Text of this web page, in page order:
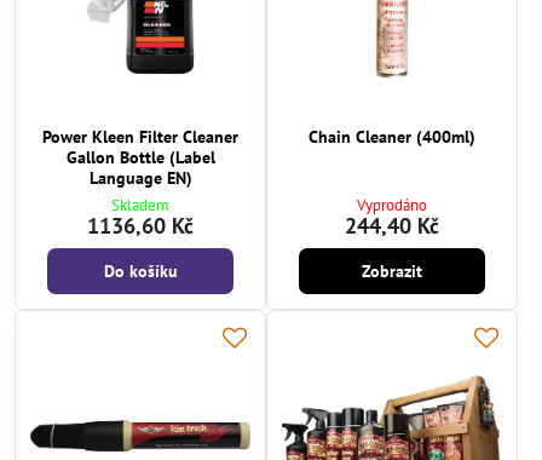
Power Kleen Filter Cleaner
Gallon Bottle (Label
Language EN)
Skladem
1136,60 Kč
Do košíku
Chain Cleaner (400ml)
Vyprodáno
244,40 Kč
Zobrazit